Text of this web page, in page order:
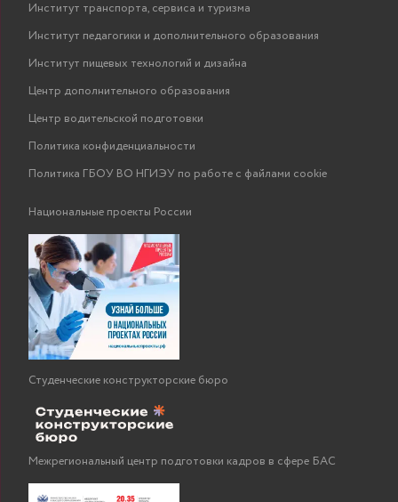
Институт транспорта, сервиса и туризма
Институт педагогики и дополнительного образования
Институт пищевых технологий и дизайна
Центр дополнительного образования
Центр водительской подготовки
Политика конфиденциальности
Политика ГБОУ ВО НГИЭУ по работе с файлами cookie
Национальные проекты России
Студенческие конструкторские бюро
Межрегиональный центр подготовки кадров в сфере БАС